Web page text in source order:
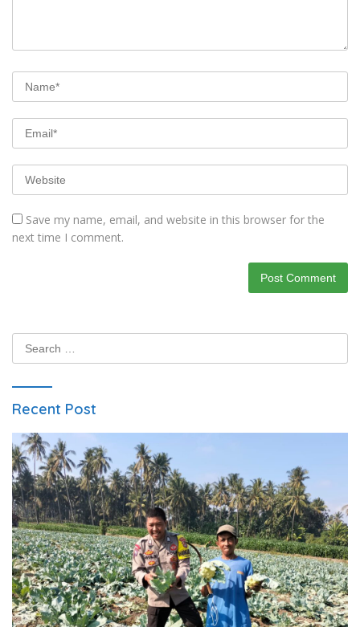
Save my name, email, and website in this browser for the
next time I comment.
Search
for:
Recent Post